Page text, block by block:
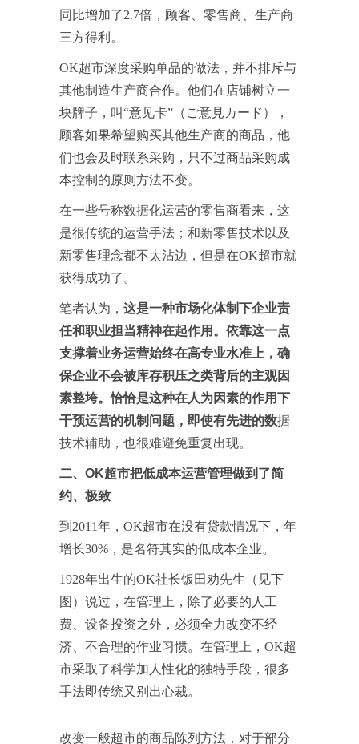
同比增加了2.7倍，顾客、零售商、生产商
三方得利。
OK超市深度采购单品的做法，并不排斥与
其他制造生产商合作。他们在店铺树立一
块牌子，叫“意见卡”（ご意見カード），
顾客如果希望购买其他生产商的商品，他
们也会及时联系采购，只不过商品采购成
本控制的原则方法不变。
在一些号称数据化运营的零售商看来，这
是很传统的运营手法；和新零售技术以及
新零售理念都不太沾边，但是在OK超市就
获得成功了。
笔者认为， 这是一种市场化体制下企业责
任和职业担当精神在起作用。 依靠这一点
支撑着业务运营始终在高专业水准上，确
保企业不会被库存积压之类背后的主观因
素整垮。恰恰是这种在人为因素的作用下
干预运营的机制问题，即使有先进的数据
技术辅助，也很难避免重复出现。
二、OK超市把低成本运营管理做到了简
约、极致
到2011年，OK超市在没有贷款情况下，年
增长30%，是名符其实的低成本企业。
1928年出生的OK社长饭田劝先生（见下
图）说过，在管理上，除了必要的人工
费、设备投资之外，必须全力改变不经
济、不合理的作业习惯。在管理上，OK超
市采取了科学加人性化的独特手段，很多
手法即传统又别出心裁。
改变一般超市的商品陈列方法，对于部分